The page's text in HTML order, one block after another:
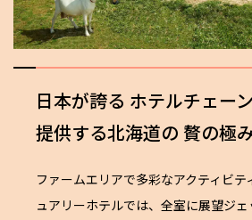
日本が誇る ホテルチェー
提供する北海道の 贅の極
ファームエリアで多彩なアクティビ
ュアリーホテルでは、全室に展望ジ